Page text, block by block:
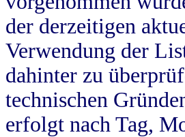
der derzeitigen
Verwendung der
dahinter zu
technischen
erfolgt nach Tag,